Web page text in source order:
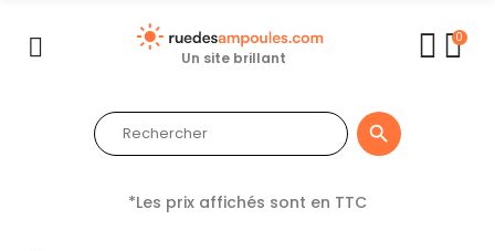
Un site brillant
0

*Les prix affichés sont en TTC